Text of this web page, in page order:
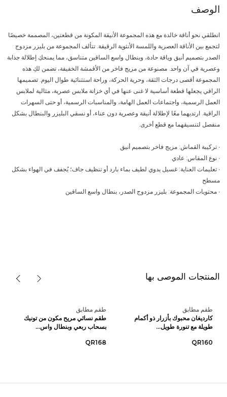
الوصف
انطلقي نحو أناقة خالدة مع هذه المجموعة الأنيقة المكونة من قطعتين، المصممة خصيصًا
لتجمع بين الأناقة العصرية واللمسة الأنثوية الرقيقة. تتألف المجموعة من بليزر مزدوج
الصدر بتصميم أنيق وياقة حادة، وبنطال واسع الساقين متناسق، مما يمنحكِ إطلالة جذابة
وعصرية في آن واحد. مصنوعة من مزيج فاخر من الأقمشة الخفيفة، تضمن لكِ هذه
المجموعة أقصى درجات الثقة، وحرية الحركة، وراحة استثنائية طوال اليوم. تصميمها
الراقي يجعلها قطعة أساسية لا غنى عنها في أي خزانة ملابس عصرية، مثالية لملابس
العمل الرسمية، واجتماعات العمل الهامة، والمناسبات الرسمية، أو حتى السهرات
الراقية. ارتديهما معًا لإطلالة أنيقة وعصرية دون عناء، أو نسقي البليزر والبنطال بشكل
منفصل لتنسيقهما مع قطع أخرى.
∙ تركيبة القماش: مزيج فاخر بتصميم أنيق
∙ نوع المقاس: عادي
∙ تعليمات العناية: غسيل يدوي لطيف بماء بارد أو تنظيف جاف؛ يُجفف في الهواء بشكل
مسطح
∙ محتويات المجموعة: بليزر مزدوج الصدر، بنطال واسع الساقين
المنتجات الموصى بها
طقم مطابق
كارديغان محبوك بأزرار ذو أكمام
طويلة مع تنورة طويل...
QR160
طقم مطابق
طقم نسائي مريح مكون من تونيك
بسحاب ربعي وبنطال واس...
QR168